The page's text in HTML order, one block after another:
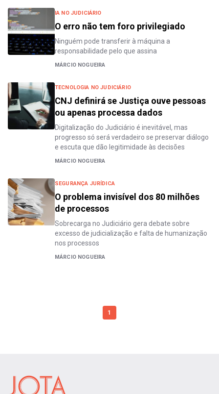
IA NO JUDICIÁRIO
O erro não tem foro privilegiado
Ninguém pode transferir à máquina a
responsabilidade pelo que assina
MÁRCIO NOGUEIRA
TECNOLOGIA NO JUDICIÁRIO
CNJ definirá se Justiça ouve pessoas
ou apenas processa dados
Digitalização do Judiciário é inevitável, mas
progresso só será verdadeiro se preservar diálogo
e escuta que dão legitimidade às decisões
MÁRCIO NOGUEIRA
SEGURANÇA JURÍDICA
O problema invisível dos 80 milhões
de processos
Sobrecarga no Judiciário gera debate sobre
excesso de judicialização e falta de humanização
nos processos
MÁRCIO NOGUEIRA
1